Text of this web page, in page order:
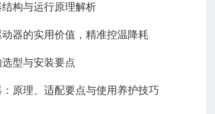
构与运行原理解析
器的实用价值，精准控温降耗
型与安装要点
原理、适配要点与使用养护技巧